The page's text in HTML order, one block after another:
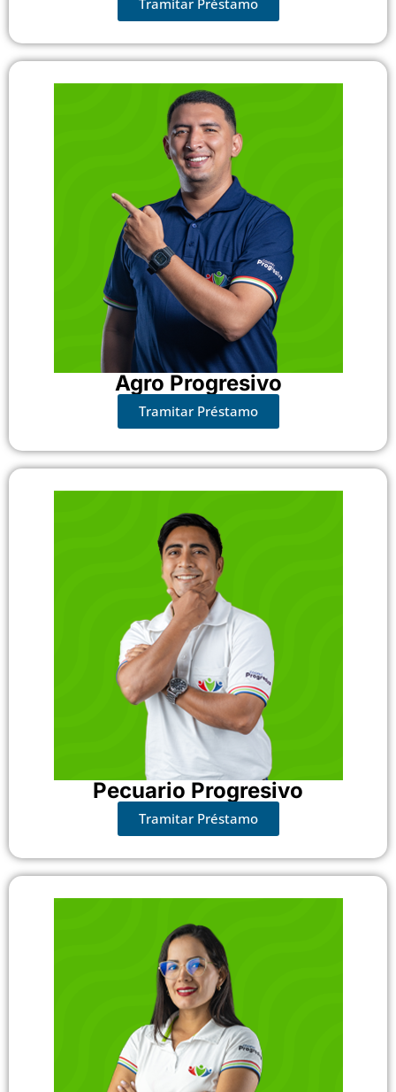
Agro Progresivo
Tramitar Préstamo
Pecuario Progresivo
Tramitar Préstamo